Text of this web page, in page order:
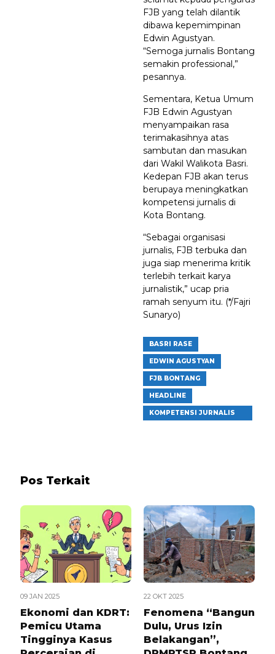
FJB yang telah dilantik
dibawa kepemimpinan
Edwin Agustyan.
“Semoga jurnalis Bontang
semakin professional,”
pesannya.
Sementara, Ketua Umum
FJB Edwin Agustyan
menyampaikan rasa
terimakasihnya atas
sambutan dan masukan
dari Wakil Walikota Basri.
Kedepan FJB akan terus
berupaya meningkatkan
kompetensi jurnalis di
Kota Bontang.
“Sebagai organisasi
jurnalis, FJB terbuka dan
juga siap menerima kritik
terlebih terkait karya
jurnalistik,” ucap pria
ramah senyum itu. (*/Fajri
Sunaryo)
BASRI RASE
EDWIN AGUSTYAN
FJB BONTANG
HEADLINE
KOMPETENSI JURNALIS
Pos Terkait
09 JAN 2025
Ekonomi dan KDRT:
Pemicu Utama
Tingginya Kasus
22 OKT 2025
Fenomena “Bangun
Dulu, Urus Izin
Belakangan”,